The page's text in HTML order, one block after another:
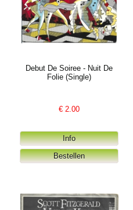
Debut De Soiree - Nuit De
Folie (Single)
€ 2.00